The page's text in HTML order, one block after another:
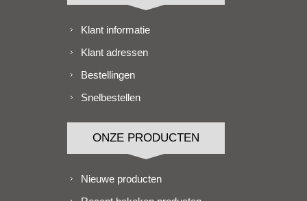
Klant informatie
Klant adressen
Bestellingen
Snelbestellen
ONZE PRODUCTEN
Nieuwe producten